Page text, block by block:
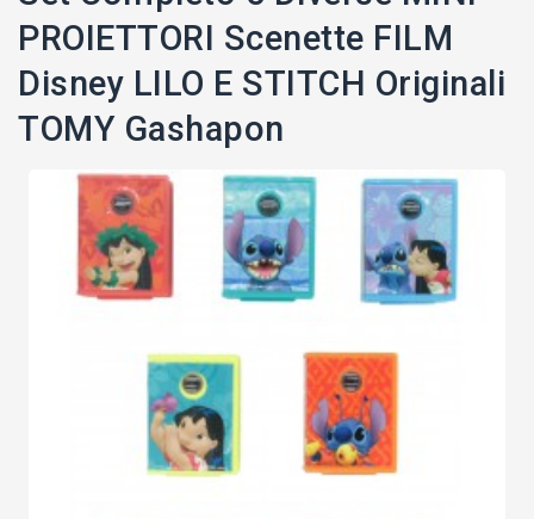
PROIETTORI Scenette FILM
Disney LILO E STITCH Originali
TOMY Gashapon